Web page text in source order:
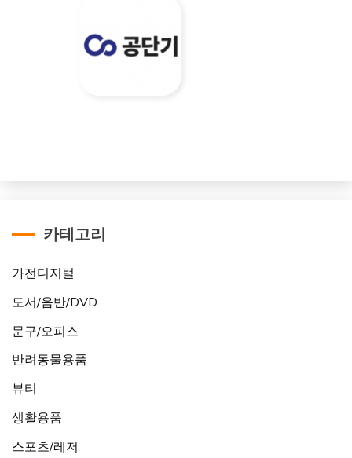
카테고리
가전디지털
도서/음반/DVD
문구/오피스
반려동물용품
뷰티
생활용품
스포츠/레저